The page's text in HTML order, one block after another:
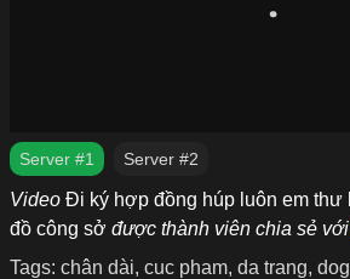
Server #1 Server #2
Video Đi ký hợp đồng húp luôn em thư
đồ công sở được thành viên chia sẻ với
Tags: chân dài, cuc pham, da trang,